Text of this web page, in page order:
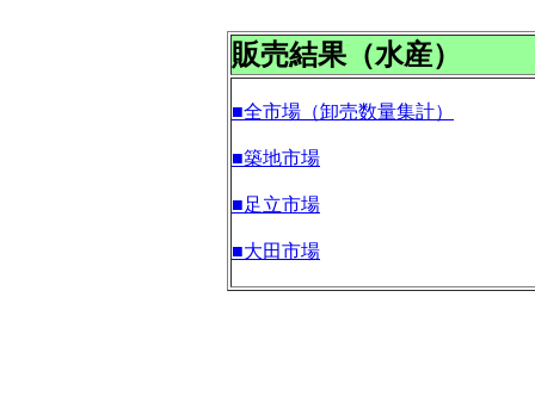
販売結果（水産）
■全市場（卸売数量集計）
■築地市場
■足立市場
■大田市場